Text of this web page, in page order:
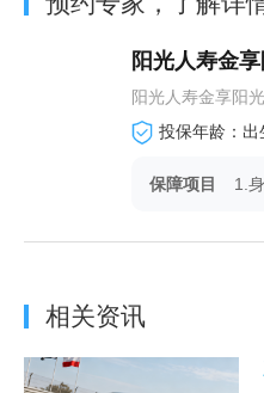
阳光人寿金
阳光人寿金享阳
投保年龄：
保障项目 1.
相关资讯